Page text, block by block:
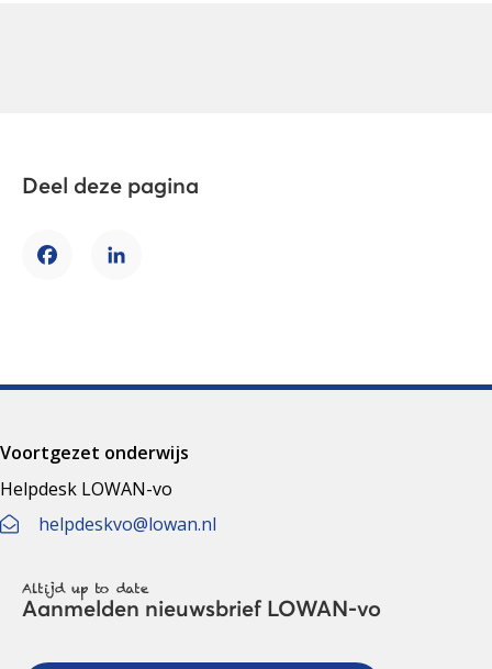
Deel deze pagina
FacebookLinkedIn
Voortgezet onderwijs
Helpdesk LOWAN-vo
helpdeskvo@lowan.nl
Altijd up to date
Aanmelden nieuwsbrief LOWAN-vo